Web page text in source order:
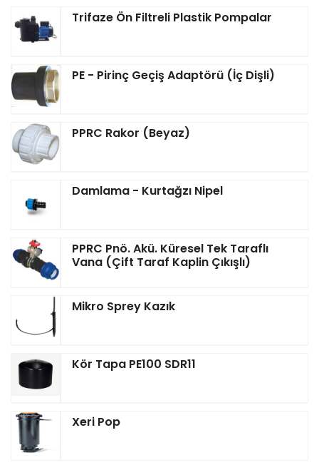
Trifaze Ön Filtreli Plastik Pompalar
PE - Pirinç Geçiş Adaptörü (İç Dişli)
PPRC Rakor (Beyaz)
Damlama - Kurtağzı Nipel
PPRC Pnö. Akü. Küresel Tek Taraflı
Vana (Çift Taraf Kaplin Çıkışlı)
Mikro Sprey Kazık
Kör Tapa PE100 SDR11
Xeri Pop